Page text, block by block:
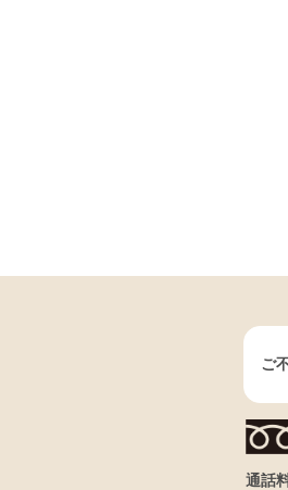
ご
通話